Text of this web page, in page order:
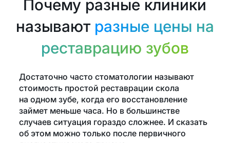
Почему разные клиники
называют разные цены на
реставрацию зубов
Достаточно часто стоматологии называют
стоимость простой реставрации скола
на одном зубе, когда его восстановление
займет меньше часа. Но в большинстве
случаев ситуация гораздо сложнее. И сказать
об этом можно только после первичного